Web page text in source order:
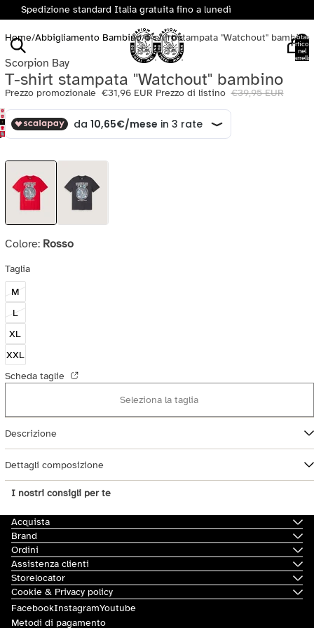
Spedizione standard Italia gratuita fino a lunedì
Totale
articoli
nel
carrello:
Home/Abbigliamento Bambino/T-shirt stampata "Watchout" bambino
Scorpion Bay
T-shirt stampata "Watchout" bambino
Prezzo promozionale €31,96 EUR Prezzo di listino €39,95 EUR
Colore: Rosso
Taglia
M
L
XL
XXL
Scheda taglie
Seleziona la taglia
Descrizione
Dettagli composizione
I nostri consigli per te
Acquista
Brand
Ordini
Assistenza clienti
Storelocator
Cookie & Privacy policy
FacebookInstagramYoutube
Metodi di pagamento